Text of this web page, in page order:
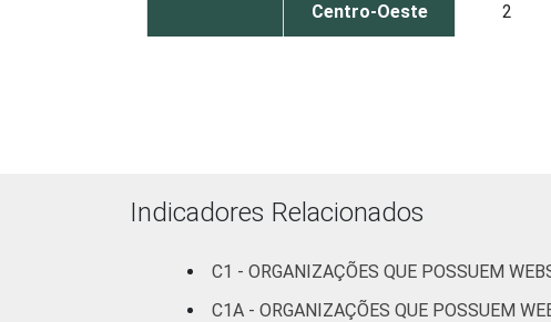
Centro-Oeste 2
Cultura e
recreação
Educação e
pesquisa
Indicadores Relacionados
C1 - ORGANIZAÇÕES QUE POSSUEM
C1A - ORGANIZAÇÕES QUE POSSUEM